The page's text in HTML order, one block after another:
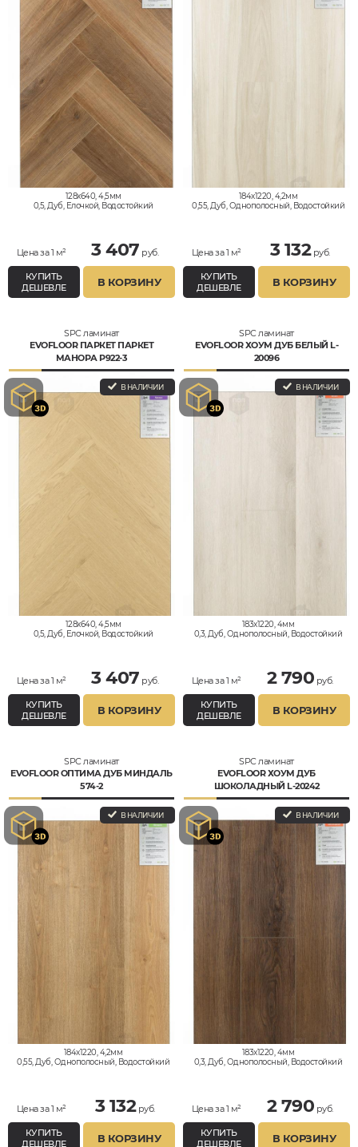
128x640, 4,5мм
0,5, Дуб, Елочкой, Водостойкий
Цена за 1 м² 3 407 руб.
КУПИТЬ
ДЕШЕВЛЕ
В КОРЗИНУ
184x1220, 4,2мм
0,55, Дуб, Однополосный, Водостойкий
Цена за 1 м² 3 132руб.
КУПИТЬ
ДЕШЕВЛЕ
В КОРЗИНУ
SPC ламинат
EVOFLOOR ПАРКЕТ ПАРКЕТ
МАНОРА P922-3
В НАЛИЧИИ
128x640, 4,5мм
0,5, Дуб, Елочкой, Водостойкий
Цена за 1 м² 3 407 руб.
КУПИТЬ
ДЕШЕВЛЕ
В КОРЗИНУ
SPC ламинат
EVOFLOOR ХОУМ ДУБ БЕЛЫЙ L-
20096
В НАЛИЧИИ
183x1220, 4мм
0,3, Дуб, Однополосный, Водостойкий
Цена за 1 м² 2 790 руб.
КУПИТЬ
ДЕШЕВЛЕ
В КОРЗИНУ
SPC ламинат
EVOFLOOR ОПТИМА ДУБ МИНДАЛЬ
574-2
В НАЛИЧИИ
184x1220, 4,2мм
0,55, Дуб, Однополосный, Водостойкий
Цена за 1 м² 3 132руб.
КУПИТЬ
ДЕШЕВЛЕ
В КОРЗИНУ
SPC ламинат
EVOFLOOR ХОУМ ДУБ
ШОКОЛАДНЫЙ L-20242
В НАЛИЧИИ
183x1220, 4мм
0,3, Дуб, Однополосный, Водостойкий
Цена за 1 м² 2 790 руб.
КУПИТЬ
ДЕШЕВЛЕ
В КОРЗИНУ